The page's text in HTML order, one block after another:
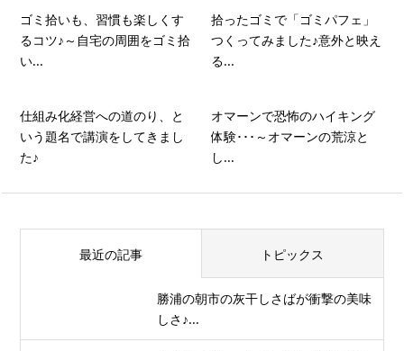
ゴミ拾いも、習慣も楽しくす
るコツ♪～自宅の周囲をゴミ拾
い...
拾ったゴミで「ゴミパフェ」
つくってみました♪意外と映え
る...
仕組み化経営への道のり、と
いう題名で講演をしてきまし
た♪
オマーンで恐怖のハイキング
体験･･･～オマーンの荒涼と
し...
最近の記事 トピックス
勝浦の朝市の灰干しさばが衝撃の美味
しさ♪...